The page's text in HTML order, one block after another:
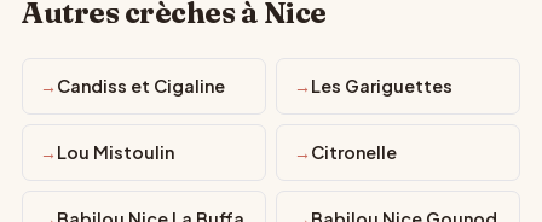
Autres crèches à Nice
Candiss et Cigaline Les Gariguettes
Lou Mistoulin Citronelle